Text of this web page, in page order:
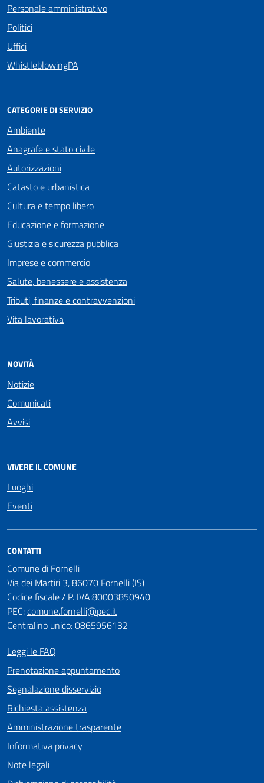
Personale amministrativo
Politici
Uffici
WhistleblowingPA
CATEGORIE DI SERVIZIO
Ambiente
Anagrafe e stato civile
Autorizzazioni
Catasto e urbanistica
Cultura e tempo libero
Educazione e formazione
Giustizia e sicurezza pubblica
Imprese e commercio
Salute, benessere e assistenza
Tributi, finanze e contravvenzioni
Vita lavorativa
NOVITÀ
Notizie
Comunicati
Avvisi
VIVERE IL COMUNE
Luoghi
Eventi
CONTATTI
Comune di Fornelli
Via dei Martiri 3, 86070 Fornelli (IS)
Codice fiscale / P. IVA:80003850940
PEC:comune.fornelli@pec.it
Centralino unico: 0865956132
Leggi le FAQ
Prenotazione appuntamento
Segnalazione disservizio
Richiesta assistenza
Amministrazione trasparente
Informativa privacy
Note legali